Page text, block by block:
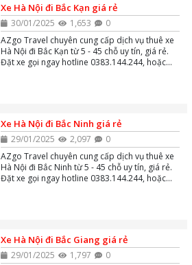
Xe Hà Nội đi Bắc Kạn giá rẻ
30/01/2025 1,653
0
AZgo Travel chuyên cung cấp dịch vụ thuê xe
Hà Nội đi Bắc Kạn từ 5 - 45 chỗ uy tín, giá rẻ.
Đặt xe gọi ngay hotline 0383.144.244, hoặc
Xe Hà Nội đi Bắc Ninh giá rẻ
29/01/2025 2,097
0
AZgo Travel chuyên cung cấp dịch vụ thuê xe
Hà Nội đi Bắc Ninh từ 5 - 45 chỗ uy tín, giá rẻ.
Đặt xe gọi ngay hotline 0383.144.244, hoặc
Xe Hà Nội đi Bắc Giang giá rẻ
29/01/2025 1,797
0